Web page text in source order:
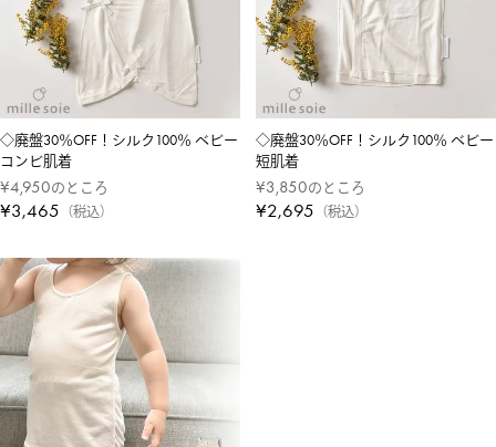
◇廃盤30％OFF！シルク100％ ベビー
コンビ肌着
¥4,950のところ
¥3,465 税込
◇廃盤30％OFF！シルク100％ ベビー
短肌着
¥3,850のところ
¥2,695 税込